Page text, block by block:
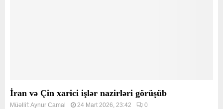
İran və Çin xarici işlər nazirləri görüşüb
Müəllif:Aynur Camal 24 Mart 2026, 23:42 0